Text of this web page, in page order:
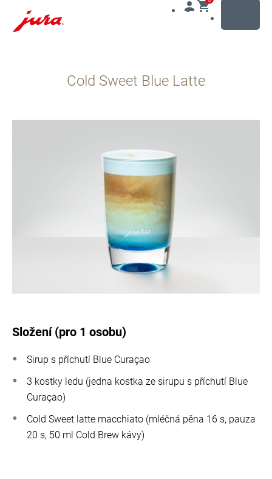
vyhledávání
Cold Sweet Blue Latte
Složení (pro 1 osobu)
Sirup s příchutí Blue Curaçao
3 kostky ledu (jedna kostka ze sirupu s příchutí Blue
Curaçao)
Cold Sweet latte macchiato (mléčná pěna 16 s, pauza
20 s, 50 ml Cold Brew kávy)